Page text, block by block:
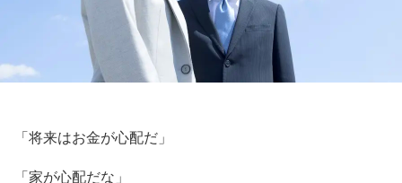
「将来はお金が心配だ」
「家が心配だな」